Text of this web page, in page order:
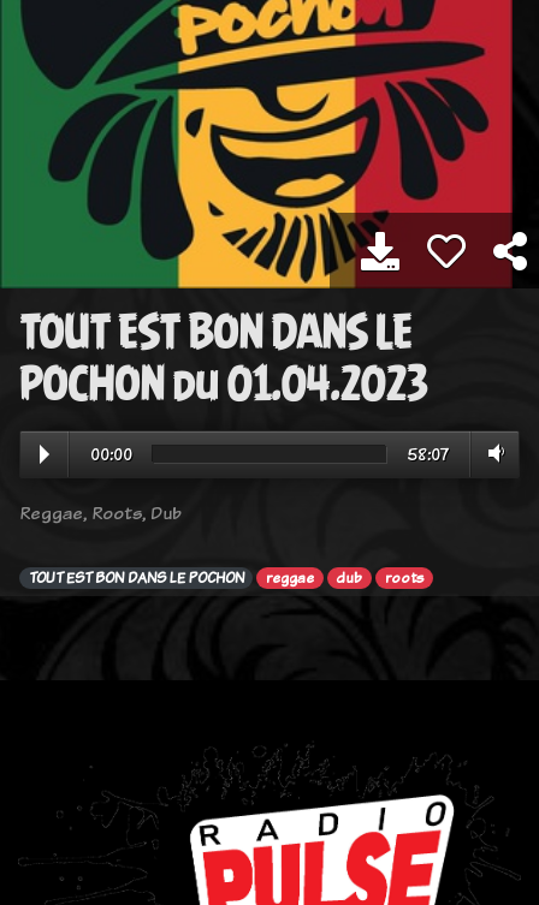
TOUT EST BON DANS LE
POCHON du 01.04.2023
00:00 58:07
Reggae, Roots, Dub
TOUT EST BON DANS LE POCHON reggae dub roots